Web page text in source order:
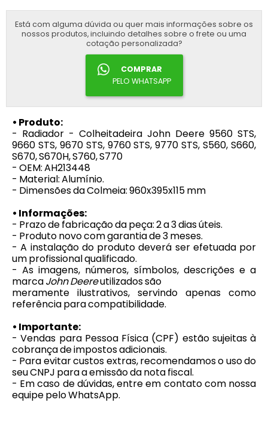
Está com alguma dúvida ou quer mais informações sobre os
nossos produtos, incluindo detalhes sobre o frete ou uma
cotação personalizada?
COMPRAR
PELO WHATSAPP
• Produto:
- Radiador - Colheitadeira John Deere 9560 STS,
9660 STS, 9670 STS, 9760 STS, 9770 STS, S560, S660,
S670, S670H, S760, S770
- OEM: AH213448
- Material: Alumínio.
- Dimensões da Colmeia: 960x395x115 mm
• Informações:
- Prazo de fabricação da peça: 2 a 3 dias úteis.
- Produto novo com garantia de 3 meses.
- A instalação do produto deverá ser efetuada por
um profissional qualificado.
- As imagens, números, símbolos, descrições e a
marcaJohn Deereutilizados são
meramente ilustrativos, servindo apenas como
referência para compatibilidade.
• Importante:
- Vendas para Pessoa Física (CPF) estão sujeitas à
cobrança de impostos adicionais.
- Para evitar custos extras, recomendamos o uso do
seu CNPJ para a emissão da nota fiscal.
- Em caso de dúvidas, entre em contato com nossa
equipe pelo WhatsApp.